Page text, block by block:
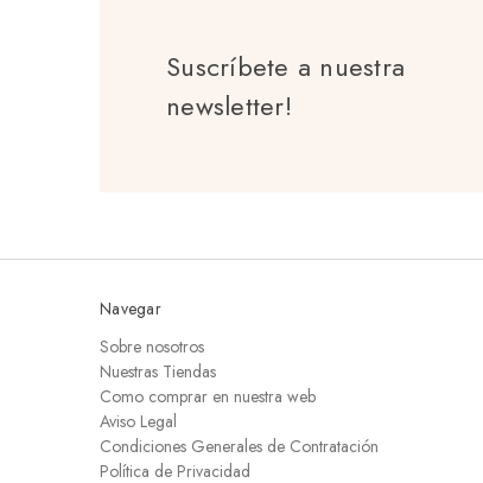
Suscríbete a nuestra
newsletter!
Navegar
Sobre nosotros
Nuestras Tiendas
Como comprar en nuestra web
Aviso Legal
Condiciones Generales de Contratación
Política de Privacidad